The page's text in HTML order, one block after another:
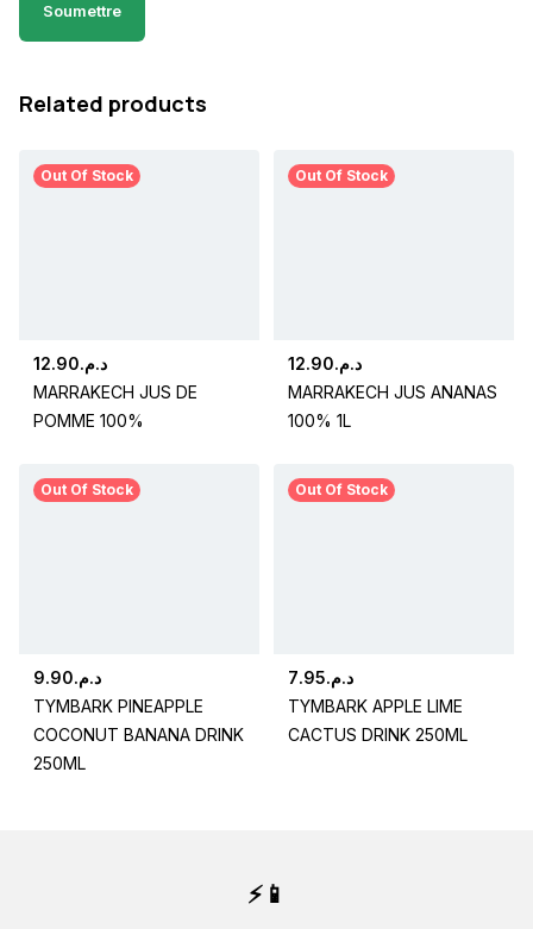
Related products
Out Of Stock
د.م.12.90
MARRAKECH JUS DE
POMME 100%
Out Of Stock
د.م.12.90
MARRAKECH JUS ANANAS
100% 1L
Out Of Stock
د.م.9.90
TYMBARK PINEAPPLE
COCONUT BANANA DRINK
250ML
Out Of Stock
د.م.7.95
TYMBARK APPLE LIME
CACTUS DRINK 250ML
⚡📱